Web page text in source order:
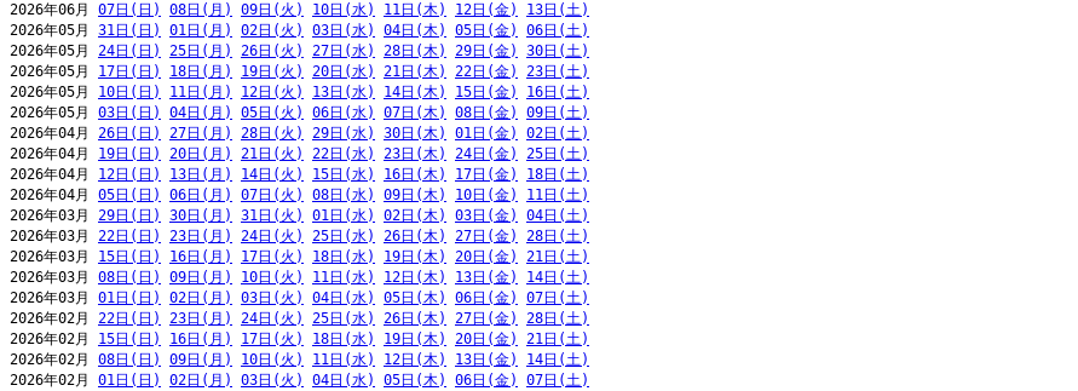
2026年06月 07日(日) 08日(月) 09日(火) 10日(水) 11日(木) 12日(金)
13日(土)
2026年05月 31日(日) 01日(月) 02日(火) 03日(水) 04日(木) 05日(金)
06日(土)
2026年05月 24日(日) 25日(月) 26日(火) 27日(水) 28日(木) 29日(金)
30日(土)
2026年05月 17日(日) 18日(月) 19日(火) 20日(水) 21日(木) 22日(金)
23日(土)
2026年05月 10日(日) 11日(月) 12日(火) 13日(水) 14日(木) 15日(金)
16日(土)
2026年05月 03日(日) 04日(月) 05日(火) 06日(水) 07日(木) 08日(金)
09日(土)
2026年04月 26日(日) 27日(月) 28日(火) 29日(水) 30日(木) 01日(金)
02日(土)
2026年04月 19日(日) 20日(月) 21日(火) 22日(水) 23日(木) 24日(金)
25日(土)
2026年04月 12日(日) 13日(月) 14日(火) 15日(水) 16日(木) 17日(金)
18日(土)
2026年04月 05日(日) 06日(月) 07日(火) 08日(水) 09日(木) 10日(金)
11日(土)
2026年03月 29日(日) 30日(月) 31日(火) 01日(水) 02日(木) 03日(金)
04日(土)
2026年03月 22日(日) 23日(月) 24日(火) 25日(水) 26日(木) 27日(金)
28日(土)
2026年03月 15日(日) 16日(月) 17日(火) 18日(水) 19日(木) 20日(金)
21日(土)
2026年03月 08日(日) 09日(月) 10日(火) 11日(水) 12日(木) 13日(金)
14日(土)
2026年03月 01日(日) 02日(月) 03日(火) 04日(水) 05日(木) 06日(金)
07日(土)
2026年02月 22日(日) 23日(月) 24日(火) 25日(水) 26日(木) 27日(金)
28日(土)
2026年02月 15日(日) 16日(月) 17日(火) 18日(水) 19日(木) 20日(金)
21日(土)
2026年02月 08日(日) 09日(月) 10日(火) 11日(水) 12日(木) 13日(金)
14日(土)
2026年02月 01日(日) 02日(月) 03日(火) 04日(水) 05日(木) 06日(金)
07日(土)